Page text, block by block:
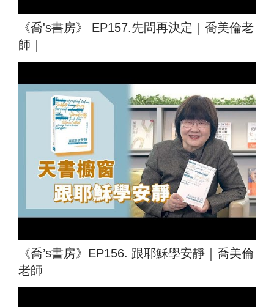
《喬's書房》 EP157.先問再決定｜喬美倫老
師｜
《喬’s書房》EP156. 跟耶穌學安靜｜喬美倫
老師